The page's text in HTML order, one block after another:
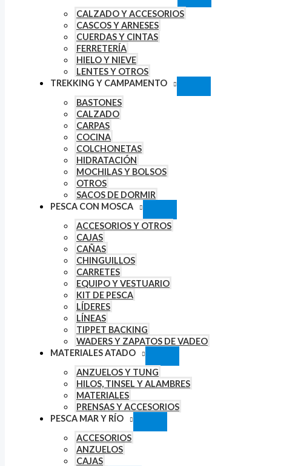
CALZADO Y ACCESORIOS
CASCOS Y ARNESES
CUERDAS Y CINTAS
FERRETERÍA
HIELO Y NIEVE
LENTES Y OTROS
TREKKING Y CAMPAMENTO
BASTONES
CALZADO
CARPAS
COCINA
COLCHONETAS
HIDRATACIÓN
MOCHILAS Y BOLSOS
OTROS
SACOS DE DORMIR
PESCA CON MOSCA
ACCESORIOS Y OTROS
CAJAS
CAÑAS
CHINGUILLOS
CARRETES
EQUIPO Y VESTUARIO
KIT DE PESCA
LÍDERES
LÍNEAS
TIPPET BACKING
WADERS Y ZAPATOS DE VADEO
MATERIALES ATADO
ANZUELOS Y TUNG
HILOS, TINSEL Y ALAMBRES
MATERIALES
PRENSAS Y ACCESORIOS
PESCA MAR Y RÍO
ACCESORIOS
ANZUELOS
CAJAS